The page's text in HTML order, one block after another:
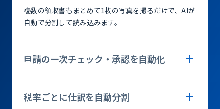
複数の領収書もまとめて1枚の写真を撮るだけで、AIが
自動で分割して読み込みます。
申請の一次チェック・承認を自動化
税率ごとに仕訳を自動分割